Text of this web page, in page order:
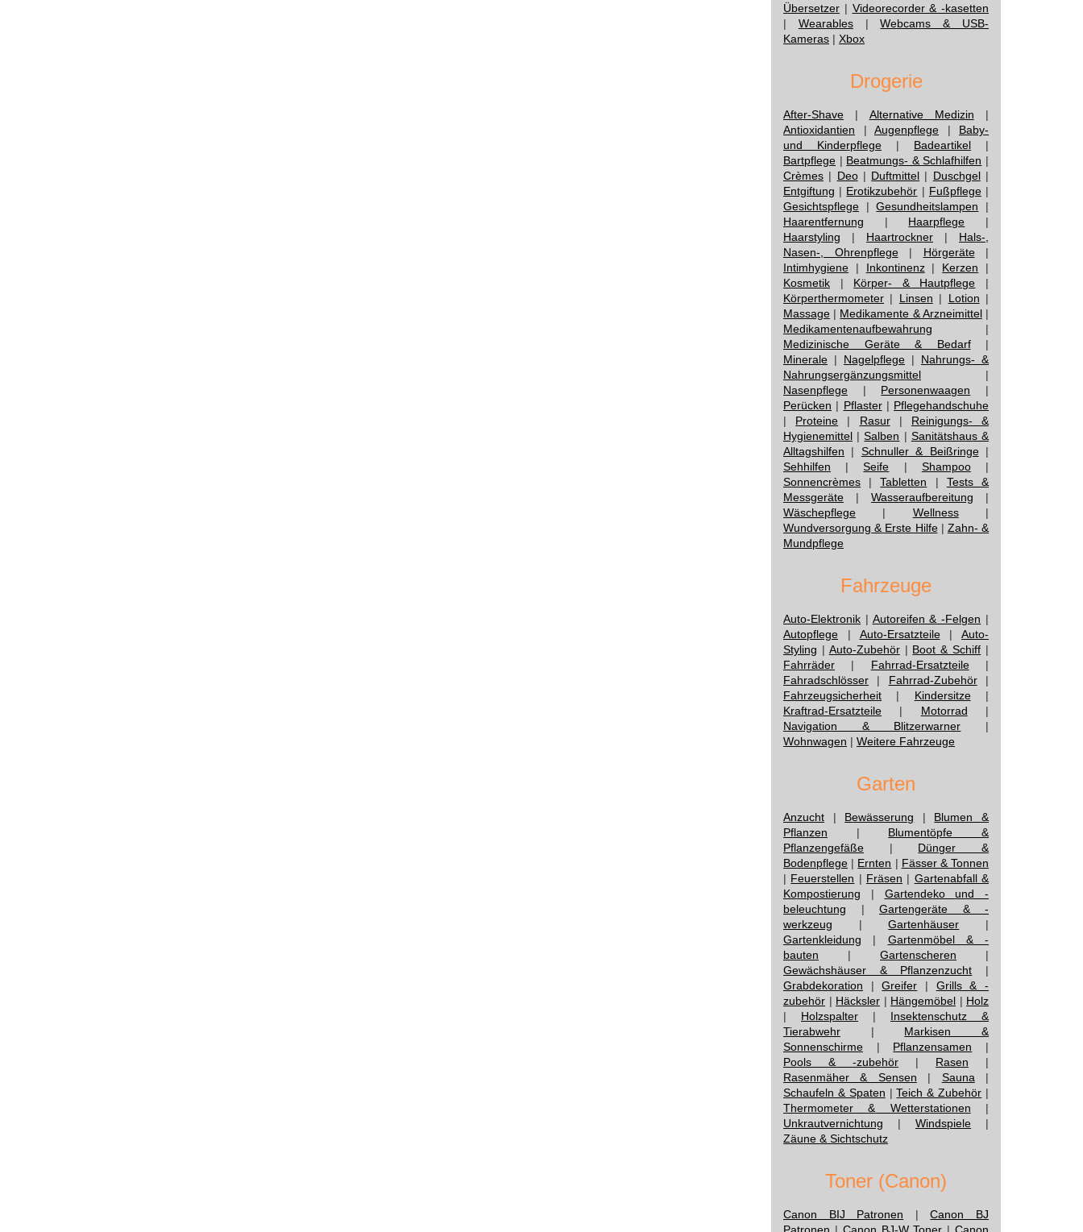
Übersetzer | Videorecorder & -kasetten
| Wearables|Webcams & USB-
Kameras | Xbox
Drogerie
After-Shave | Alternative Medizin |
Antioxidantien | Augenpflege | Baby-
und Kinderpflege | Badeartikel |
Bartpflege | Beatmungs- & Schlafhilfen |
Crèmes | Deo| Duftmittel | Duschgel|
Entgiftung | Erotikzubehör | Fußpflege|
Gesichtspflege |Gesundheitslampen |
Haarentfernung | Haarpflege |
Haarstyling | Haartrockner | Hals-,
Nasen-, Ohrenpflege| Hörgeräte|
Intimhygiene | Inkontinenz| Kerzen |
Kosmetik | Körper- & Hautpflege |
Körperthermometer | Linsen | Lotion |
Massage | Medikamente & Arzneimittel|
Medikamentenaufbewahrung |
Medizinische Geräte & Bedarf|
Minerale | Nagelpflege | Nahrungs- &
Nahrungsergänzungsmittel |
Nasenpflege | Personenwaagen |
Perücken | Pflaster| Pflegehandschuhe
| Proteine | Rasur| Reinigungs- &
Hygienemittel |Salben | Sanitätshaus &
Alltagshilfen | Schnuller & Beißringe|
Sehhilfen |Seife | Shampoo|
Sonnencrèmes |Tabletten | Tests &
Messgeräte | Wasseraufbereitung |
Wäschepflege | Wellness|
Wundversorgung & Erste Hilfe| Zahn- &
Mundpflege
Fahrzeuge
Auto-Elektronik | Autoreifen & -Felgen |
Autopflege | Auto-Ersatzteile| Auto-
Styling | Auto-Zubehör| Boot & Schiff |
Fahrräder | Fahrrad-Ersatzteile|
Fahradschlösser | Fahrrad-Zubehör|
Fahrzeugsicherheit | Kindersitze|
Kraftrad-Ersatzteile | Motorrad |
Navigation & Blitzerwarner |
Wohnwagen | Weitere Fahrzeuge
Garten
Anzucht | Bewässerung | Blumen &
Pflanzen | Blumentöpfe &
Pflanzengefäße | Dünger &
Bodenpflege | Ernten | Fässer & Tonnen
| Feuerstellen | Fräsen | Gartenabfall &
Kompostierung | Gartendeko und -
beleuchtung | Gartengeräte & -
werkzeug |Gartenhäuser |
Gartenkleidung | Gartenmöbel & -
bauten | Gartenscheren |
Gewächshäuser & Pflanzenzucht |
Grabdekoration |Greifer | Grills & -
zubehör | Häcksler | Hängemöbel | Holz
| Holzspalter | Insektenschutz &
Tierabwehr | Markisen &
Sonnenschirme | Pflanzensamen |
Pools & -zubehör | Rasen |
Rasenmäher & Sensen | Sauna |
Schaufeln & Spaten |Teich & Zubehör |
Thermometer & Wetterstationen |
Unkrautvernichtung | Windspiele |
Zäune & Sichtschutz
Toner (Canon)
Canon BIJ Patronen |Canon BJ